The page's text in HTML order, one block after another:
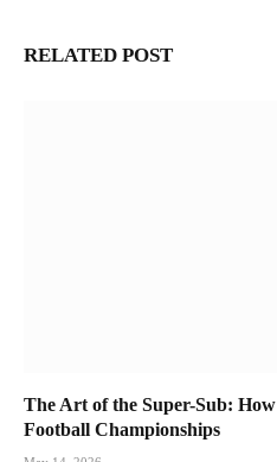
RELATED POST
The Art of the Super-Sub:
Football Championships